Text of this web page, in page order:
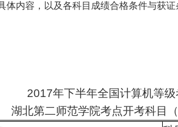
内容，以及各科目成绩合格条件与获
2017年下半年全国计算机等
湖北第二师范学院考点开考科目